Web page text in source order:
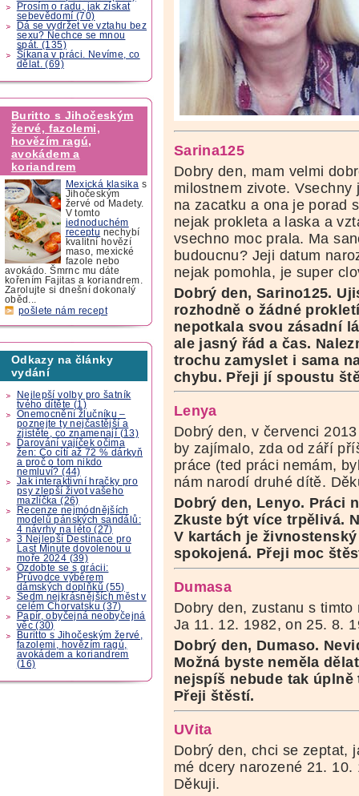
Prosím o radu, jak získat
sebevědomí (70)
Dá se vydržet ve vztahu bez
sexu? Nechce se mnou
spát. (135)
Šikana v práci. Nevíme, co
dělat. (69)
Buritto s Jihočeským
žervé, fazolemi,
hovězím ragú,
avokádem a
koriandrem
Mexická klasika s
Jihočeským
žervé od Madety.
V tomto
jednoduchém
receptu nechybí
kvalitní hovězí
maso, mexické
fazole nebo
avokádo. Šmrnc mu dáte
kořením Fajitas a koriandrem.
Zarolujte si dnešní dokonalý
oběd...
pošlete nám recept
Odkazy na články
vydání
Nejlepší volby pro šatník
tvého dítěte (1)
Onemocnění žlučníku –
poznejte ty nejčastější a
zjistěte, co znamenají (13)
Darování vajíček očima
žen: Co cítí až 72 % dárkyň
a proč o tom nikdo
nemluví? (44)
Jak interaktivní hračky pro
psy zlepší život vašeho
mazlíčka (26)
Recenze nejmódnějších
modelů pánských sandálů:
4 návrhy na léto (27)
3 Nejlepší Destinace pro
Last Minute dovolenou u
moře 2024 (39)
Ozdobte se s grácii:
Průvodce výběrem
dámských doplňků (55)
Sedm nejkrásnějších měst v
celém Chorvatsku (37)
Papír, obyčejná neobyčejná
věc (30)
Buritto s Jihočeským žervé,
fazolemi, hovězím ragú,
avokádem a koriandrem
(16)
Sarina125
Dobry den, mam velmi
milostnem zivote.
na zacatku a ona je porad
nejak prokleta a laska a
vsechno moc prala. Ma
budoucnu? Jeji datum
nejak pomohla, je super
Dobrý den, Sarino125.
rozhodně o žádné
nepotkala svou zásadní
ale jasný řád a čas.
trochu zamyslet i sama
chybu. Přeji jí spoustu
Lenya
Dobrý den, v červenci
by zajímalo, zda od září
práce (ted práci nemám,
nám narodí druhé dítě.
Dobrý den, Lenyo. Práci
Zkuste být více trpělivá.
V kartách je
spokojená. Přeji moc
Dumasa
Dobry den, zustanu s
Ja 11. 12. 1982, on 25. 8.
Dobrý den, Dumaso.
Možná byste neměla
nejspíš nebude tak
Přeji štěstí.
UVita
Dobrý den, chci se zeptat,
mé dcery narozené 21.
Děkuji.